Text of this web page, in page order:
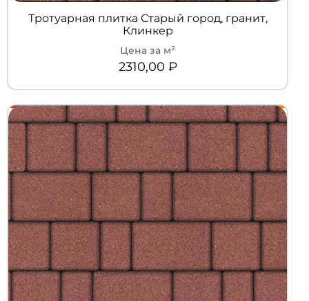
Тротуарная плитка Старый город, гранит,
Клинкер
2310,00 ₽